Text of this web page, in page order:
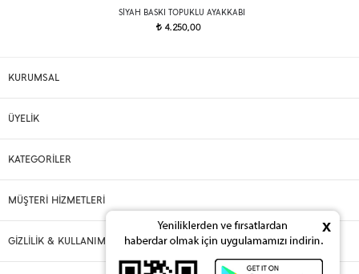
SIYAH BASKI TOPUKLU AYAKKABI
t 4.250,00
KURUMSAL
ÜYELİK
KATEGORİLER
MÜŞTERİ HİZMETLERİ
GİZLİLİK & KULLANIM
x